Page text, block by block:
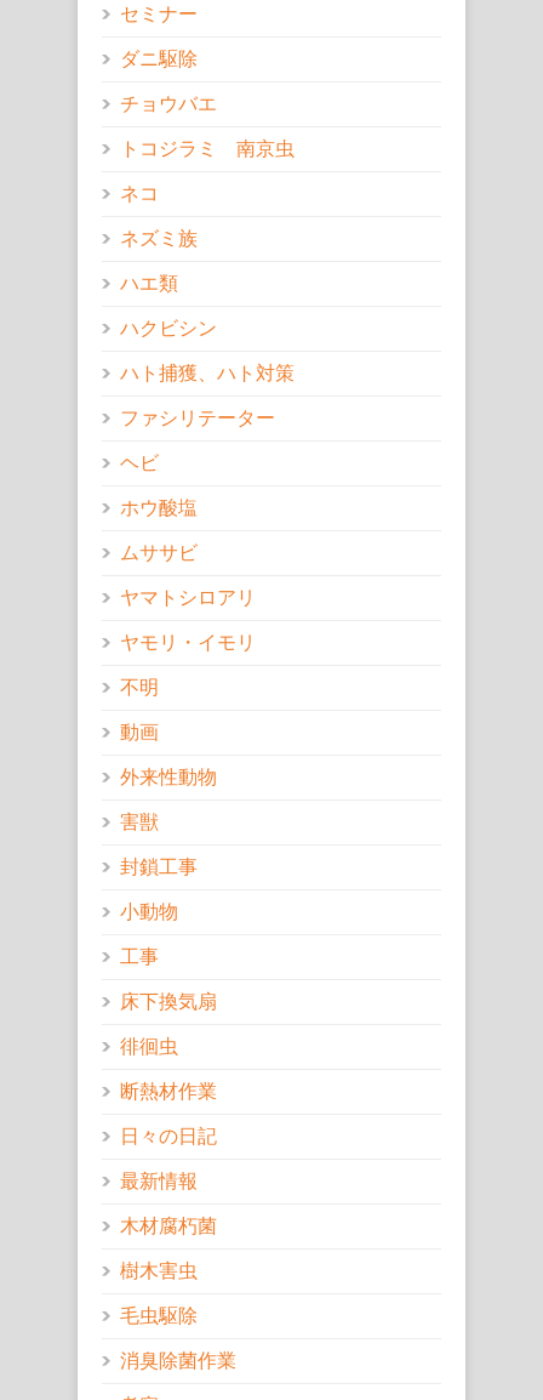
セミナー
ダニ駆除
チョウバエ
トコジラミ 南京虫
ネコ
ネズミ族
ハエ類
ハクビシン
ハト捕獲、ハト対策
ファシリテーター
ヘビ
ホウ酸塩
ムササビ
ヤマトシロアリ
ヤモリ・イモリ
不明
動画
外来性動物
害獣
封鎖工事
小動物
工事
床下換気扇
徘徊虫
断熱材作業
日々の日記
最新情報
木材腐朽菌
樹木害虫
毛虫駆除
消臭除菌作業